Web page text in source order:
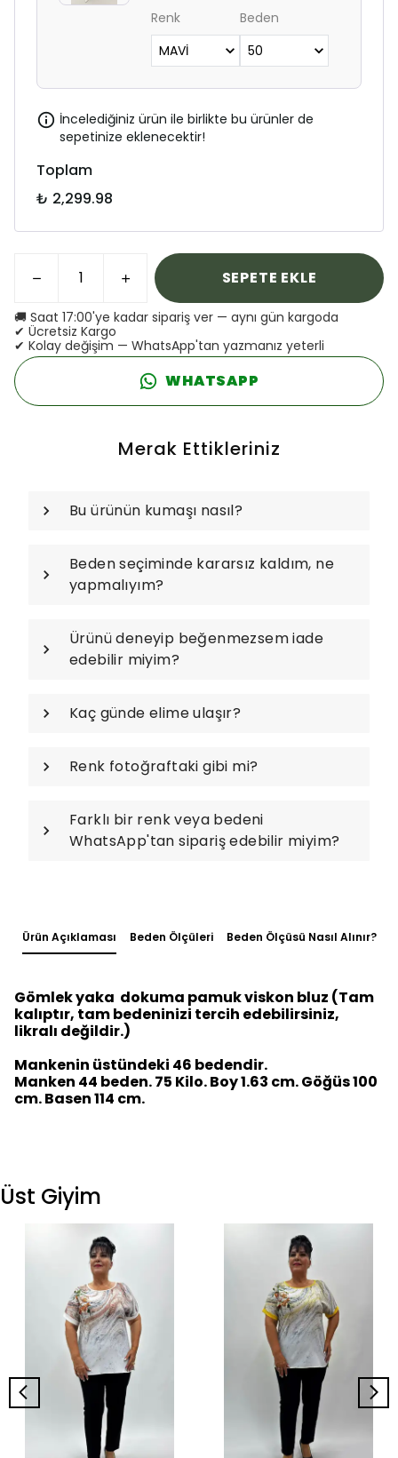
Renk
Beden
İncelediğiniz ürün ile birlikte bu ürünler de
sepetinize eklenecektir!
Toplam
₺ 2,299.98
SEPETE EKLE
🚚 Saat 17:00'ye kadar sipariş ver — aynı gün kargoda
✔ Ücretsiz Kargo
✔ Kolay değişim — WhatsApp'tan yazmanız yeterli
WHATSAPP
Merak Ettikleriniz
Bu ürünün kumaşı nasıl?
Beden seçiminde kararsız kaldım, ne
yapmalıyım?
Ürünü deneyip beğenmezsem iade
edebilir miyim?
Kaç günde elime ulaşır?
Renk fotoğraftaki gibi mi?
Farklı bir renk veya bedeni
WhatsApp'tan sipariş edebilir miyim?
Ürün Açıklaması Beden Ölçüleri Beden Ölçüsü Nasıl Alınır?
Gömlek yaka dokuma pamuk viskon bluz (Tam
kalıptır, tam bedeninizi tercih edebilirsiniz,
likralı değildir.)
Mankenin üstündeki 46 bedendir.
Manken 44 beden. 75 Kilo. Boy 1.63 cm. Göğüs 100
cm. Basen 114 cm.
Üst Giyim